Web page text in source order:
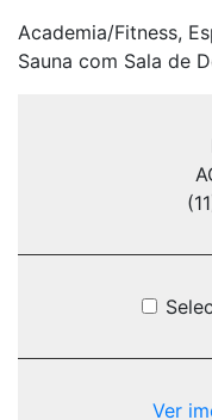
Ver
Academia/Fitness,
Sauna com Sala de